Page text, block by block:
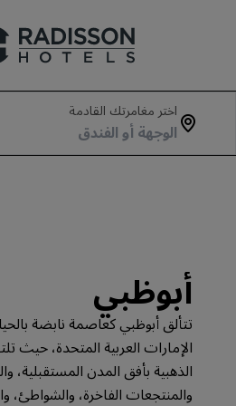
علاماتنا التجارية
اختر مغامرتك القادمة
أبوظبي
تتألق أبوظبي كعاصمة نابضة
الإمارات العربية المتحدة، حيث
الذهبية بأفق المدن المستقبلية،
والمنتجعات الفاخرة، والشواطئ،